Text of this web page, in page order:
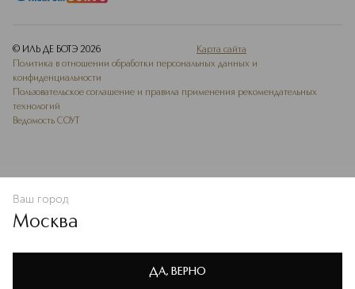
Политике конфиденциальности
В КОРЗИНУ
© ИЛЬ ДЕ БОТЭ 2026
Карта сайта
Политика в отношении обработки персональных данных и
конфиденциальности
Пользовательское соглашение и правила применения рекомендательных
технологий
Ведомость СОУТ
Ваш город
Москва
ДА, ВЕРНО